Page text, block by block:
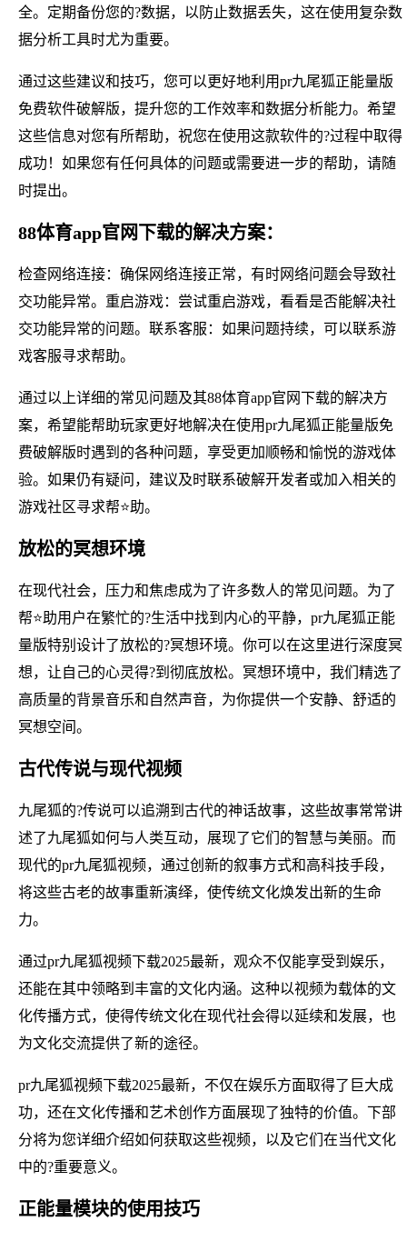
全。定期备份您的?数据，以防止数据丢失，这在使用复杂数
据分析工具时尤为重要。
通过这些建议和技巧，您可以更好地利用pr九尾狐正能量版
免费软件破解版，提升您的工作效率和数据分析能力。希望
这些信息对您有所帮助，祝您在使用这款软件的?过程中取得
成功！如果您有任何具体的问题或需要进一步的帮助，请随
时提出。
88体育app官网下载的解决方案：
检查网络连接：确保网络连接正常，有时网络问题会导致社
交功能异常。重启游戏：尝试重启游戏，看看是否能解决社
交功能异常的问题。联系客服：如果问题持续，可以联系游
戏客服寻求帮助。
通过以上详细的常见问题及其88体育app官网下载的解决方
案，希望能帮助玩家更好地解决在使用pr九尾狐正能量版免
费破解版时遇到的各种问题，享受更加顺畅和愉悦的游戏体
验。如果仍有疑问，建议及时联系破解开发者或加入相关的
游戏社区寻求帮⭐助。
放松的冥想环境
在现代社会，压力和焦虑成为了许多数人的常见问题。为了
帮⭐助用户在繁忙的?生活中找到内心的平静，pr九尾狐正能
量版特别设计了放松的?冥想环境。你可以在这里进行深度冥
想，让自己的心灵得?到彻底放松。冥想环境中，我们精选了
高质量的背景音乐和自然声音，为你提供一个安静、舒适的
冥想空间。
古代传说与现代视频
九尾狐的?传说可以追溯到古代的神话故事，这些故事常常讲
述了九尾狐如何与人类互动，展现了它们的智慧与美丽。而
现代的pr九尾狐视频，通过创新的叙事方式和高科技手段，
将这些古老的故事重新演绎，使传统文化焕发出新的生命
力。
通过pr九尾狐视频下载2025最新，观众不仅能享受到娱乐，
还能在其中领略到丰富的文化内涵。这种以视频为载体的文
化传播方式，使得传统文化在现代社会得以延续和发展，也
为文化交流提供了新的途径。
pr九尾狐视频下载2025最新，不仅在娱乐方面取得了巨大成
功，还在文化传播和艺术创作方面展现了独特的价值。下部
分将为您详细介绍如何获取这些视频，以及它们在当代文化
中的?重要意义。
正能量模块的使用技巧